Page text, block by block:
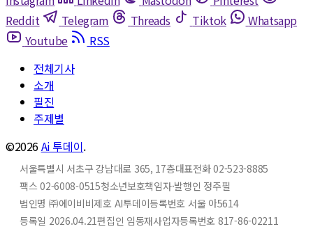
Reddit
Telegram Threads Tiktok
Whatsapp
Youtube
RSS
전체기사
소개
필진
주제별
©2026Ai 투데이.
서울특별시 서초구 강남대로 365, 17층대표전화 02-523-8885
팩스 02-6008-0515청소년보호책임자·발행인 정주필
법인명 ㈜에이비비제호 AI투데이등록번호 서울 아5614
등록일 2026.04.21편집인 임동재사업자등록번호 817-86-02211